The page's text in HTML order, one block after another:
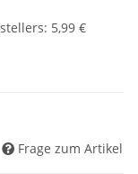
: 5,99 €
Frage zum Artikel